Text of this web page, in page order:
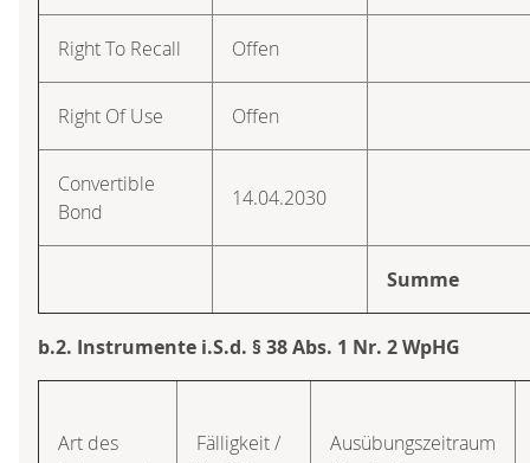
Right To Recall Offen
Right Of Use Offen
Convertible
Bond
14.04.2030
Summe
b.2. Instrumente i.S.d. § 38 Abs. 1 Nr. 2 WpHG
Art des
Fälligkeit /
Ausübungszeitraum